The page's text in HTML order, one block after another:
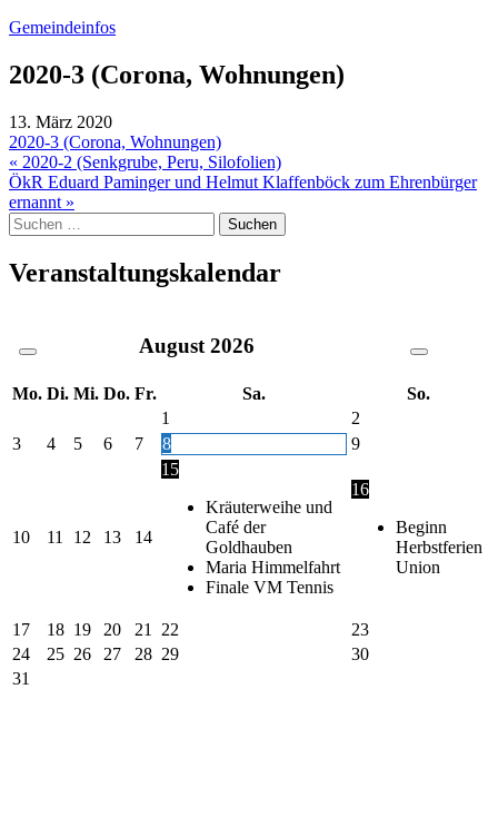
Gemeindeinfos
2020-3 (Corona, Wohnungen)
13. März 2020
2020-3 (Corona, Wohnungen)
Beitragsnavigation
« 2020-2 (Senkgrube, Peru, Silofolien)
ÖkR Eduard Paminger und Helmut Klaffenböck zum Ehrenbürger
ernannt »
Suche
nach:
Veranstaltungskalendar
August 2026
Mo. Di. Mi. Do. Fr. Sa.
So.
1
2
3
4 5 6 7 8 9
10 11 12 13 14
15
Kräuterweihe und
Café der
Goldhauben
Maria Himmelfahrt
Finale VM Tennis
16
Beginn
Herbstferien
Union
17 18 19 20 21 22
23
24
25 26 27 28 29
30
31